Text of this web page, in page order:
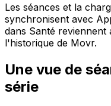
Les séances et la
synchronisent avec
dans Santé reviennent
l'historique de Movr.
Une vue de
série